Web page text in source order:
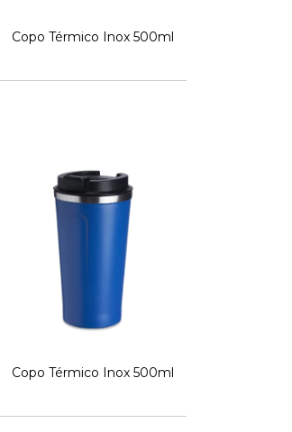
Copo Térmico Inox 500ml
Copo Térmico Inox 500ml